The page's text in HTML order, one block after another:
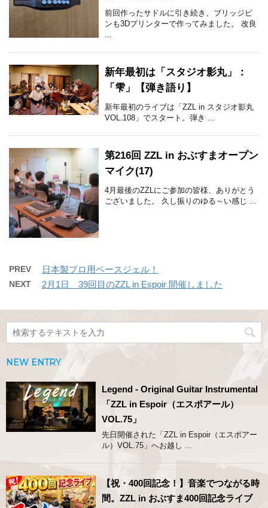
前回作ったサドルに引き続き、ブリッジピ
ンも3Dプリンターで作ってみました。 改良
新年最初は「スタジオ影丸」：
「雫」【弾き語り】
新年最初のライブは「ZZL in スタジオ影丸
VOL.108」でスタート。弾き ...
第216回 ZZL in おぶすまオープン
マイク(17)
4月最後のZZLにご参加の皆様、ありがとう
ございました。 久し振りのゆる～い感じ ...
PREV 日本製プロ用ベースジェル！
NEXT 2月1日 39回目のZZL in Espoir 開催しました
NEW ENTRY
Legend - Original Guitar Instrumental
「ZZL in Espoir（エスポアール）
VOL.75」
先日開催された「ZZL in Espoir（エスポアー
ル）VOL.75」へお越し ...
【祝・400回記念！】音楽でつながる時
間。ZZL in おぶすま400回記念ライブ